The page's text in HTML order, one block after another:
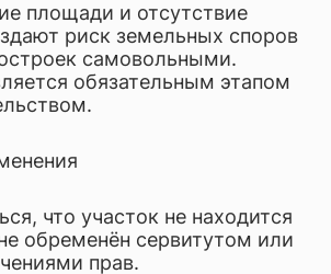
площади и отсутствие
риск земельных споров
самовольными.
обязательным этапом
что участок не находится
обременён сервитутом или
прав.